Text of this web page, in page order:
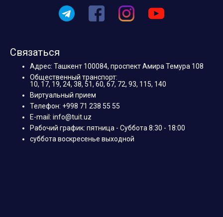
Связаться
Адрес: Ташкент 100084, проспект Амира Темура 108
Общественный транспорт:
10, 17, 19, 24, 38, 51, 60, 67, 72, 93, 115, 140
Виртуальный прием
Телефон: +998 71 238 55 55
E-mail: info@tuit.uz
Рабочий график: пятница - Суббота 8:30 - 18:00
суббота воскресенье выходной